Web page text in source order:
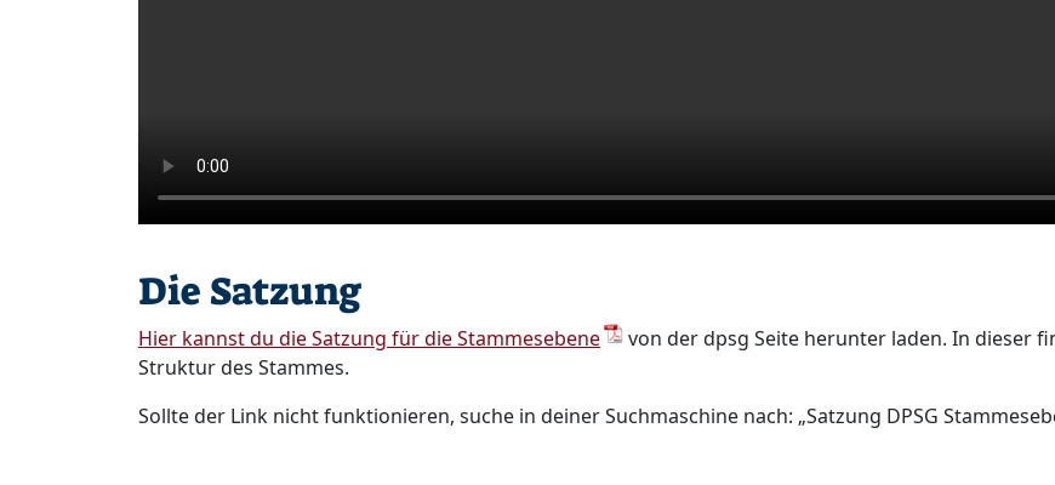
Die Satzung
Hier kannst du die Satzung für die Stammesebene
von der dpsg Seite herunter laden. In dieser
Struktur des Stammes.
Sollte der Link nicht funktionieren, suche in deiner Suchmaschine nach: „Satzung DPSG